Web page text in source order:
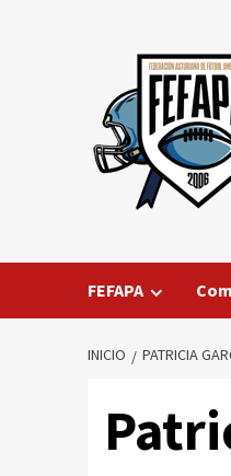
FEFAPA
INICIO PATRICIA